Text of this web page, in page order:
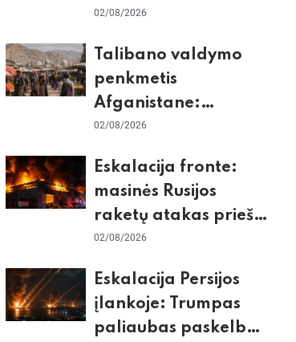
Europos iki
Antarktidos
paradokso
02/08/2026
Talibano valdymo
penkmetis
Afganistane:
Briuselio vizito
skurdas ir karinis
konfliktas su
Pakistanu
02/08/2026
Eskalacija fronte:
masinės Rusijos
raketų atakas prieš
Kijevą, dronų smūgiai
žiemos krizės grėsmė
02/08/2026
Eskalacija Persijos
įlankoje: Trumpas
paliaubas paskelbė